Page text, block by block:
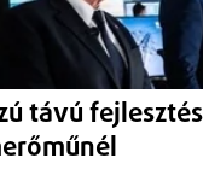
elnöke.
távú